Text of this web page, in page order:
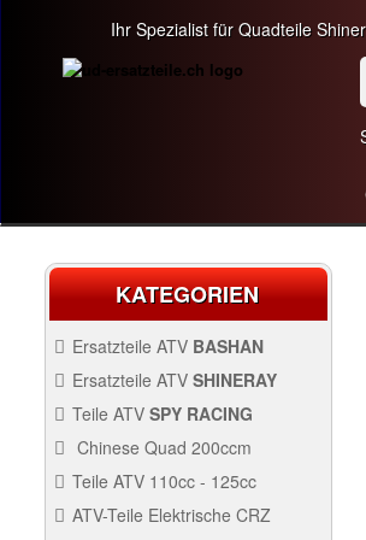
Ihr Spezialist für Quadteile
KATEGORIEN
Ersatzteile ATV BASHAN
Ersatzteile ATV SHINERAY
QUAD SHINERAY 300
Teile ATV SPY RACING
Chinese Quad 200ccm
200CCM
Teile ATV 110cc - 125cc
125CC
ATV-Teile Elektrische CRZ